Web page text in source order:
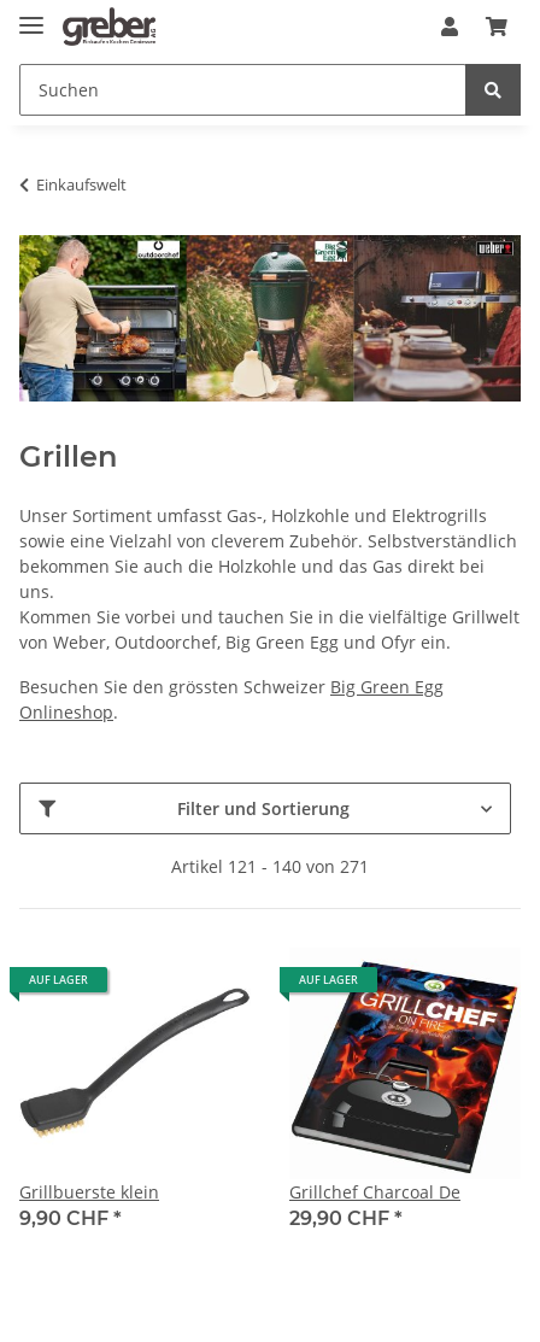
Einkaufswelt
Grillen
Unser Sortiment umfasst Gas-, Holzkohle und Elektrogrills
sowie eine Vielzahl von cleverem Zubehör. Selbstverständlich
bekommen Sie auch die Holzkohle und das Gas direkt bei
uns.
Kommen Sie vorbei und tauchen Sie in die vielfältige Grillwelt
von Weber, Outdoorchef, Big Green Egg und Ofyr ein.
Besuchen Sie den grössten Schweizer Big Green Egg
Onlineshop.
Filter und Sortierung
Artikel 121 - 140 von 271
AUF LAGER
Grillbuerste klein
9,90 CHF *
AUF LAGER
Grillchef Charcoal De
29,90 CHF *